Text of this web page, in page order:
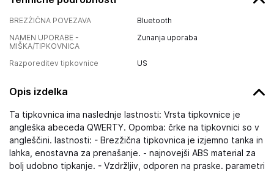
BREZŽIČNA POVEZAVA
Bluetooth
NAMEN UPORABE -
MIŠKA/TIPKOVNICA
Zunanja uporaba
Razporeditev tipkovnice US
Opis izdelka
Ta tipkovnica ima naslednje lastnosti: Vrsta tipkovnice je
angleška abeceda QWERTY. Opomba: črke na tipkovnici so v
angleščini. lastnosti: - Brezžična tipkovnica je izjemno tanka in
lahka, enostavna za prenašanje. - najnovejši ABS material za
bolj udobno tipkanje. - Vzdržljiv, odporen na praske. parametri